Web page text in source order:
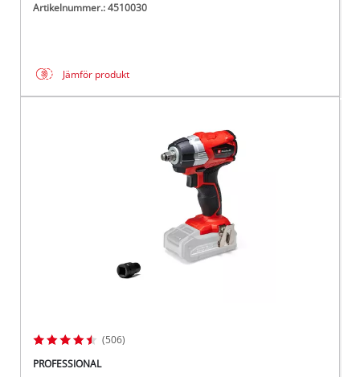
Artikelnummer.: 4510030
Jämför produkt
(506)
PROFESSIONAL